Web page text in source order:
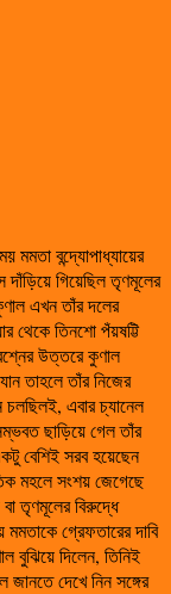
বন্দ্যোপাধ্যায়ের
গিয়েছিল তৃণমূলের
এখন তাঁর দলের
থেকে তিনশো পঁয়ষট্টি
উত্তরে কুণাল
তাহলে তাঁর নিজের
এবার চ্যানেল
ছাড়িয়ে গেল তাঁর
বেশিই সরব হয়েছেন
মহলে সংশয় জেগেছে
তৃণমূলের বিরুদ্ধে
গ্রেফতারের দাবি
বুঝিয়ে দিলেন, তিনিই
দেখে নিন সঙ্গের